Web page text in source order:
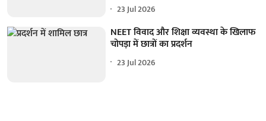
23 Jul 2026
NEET विवाद और शिक्षा व्यवस्था के खिलाफ
चोपड़ा में छात्रों का प्रदर्शन
23 Jul 2026